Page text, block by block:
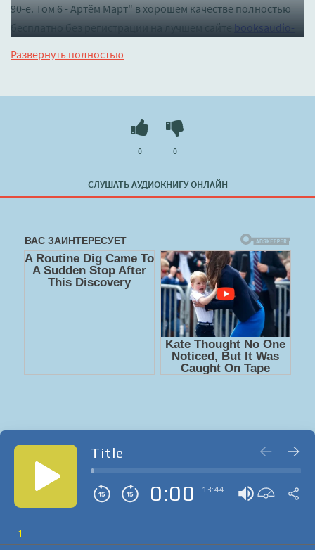
90-е. Том 6 - Артём Март" в хорошем качестве полностью
бесплатно без регистрации на лучшем сайте booksaudio-
Развернуть полностью
СЛУШАТЬ АУДИОКНИГУ ОНЛАЙН
0 0
Title
0:00 13:44
1